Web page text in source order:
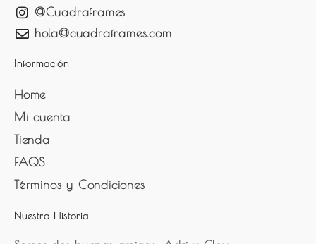
@Cuadraframes
hola@cuadraframes.com
Información
Home
Mi cuenta
Tienda
FAQS
Términos y Condiciones
Nuestra Historia